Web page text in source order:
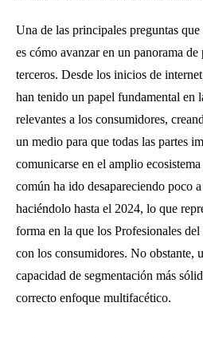
Una de las principales preguntas que
es cómo avanzar en un panorama
terceros. Desde los inicios de
han tenido un papel fundamental en
relevantes a los consumidores,
un medio para que todas las partes
comunicarse en el amplio
común ha ido desapareciendo poco
haciéndolo hasta el 2024, lo que
forma en la que los Profesionales
con los consumidores. No obstante,
capacidad de segmentación más
correcto enfoque multifacético.